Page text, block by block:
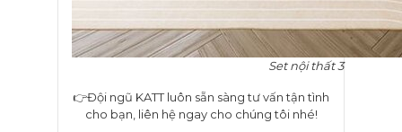
Set nội thất 3
👉Đội ngũ KATT luôn sẵn sàng tư vấn tận tình
cho bạn, liên hệ ngay cho chúng tôi nhé!